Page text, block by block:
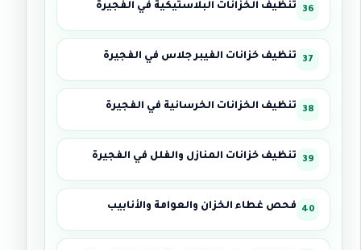
تنظيف الخزانات البلاستيكية في الفجيرة
تنظيف خزانات الفيبر جلاس في الفجيرة
تنظيف الخزانات الخرسانية في الفجيرة
تنظيف خزانات المنازل والفلل في الفجيرة
فحص غطاء الخزان والعوامة والأنابيب